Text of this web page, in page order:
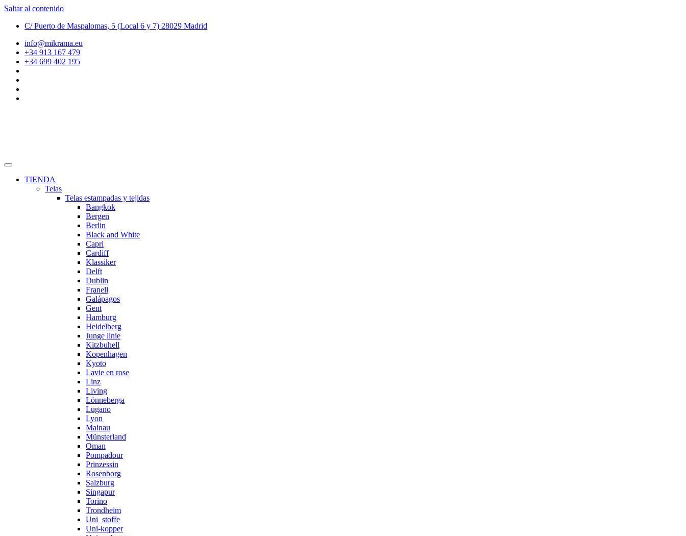
Saltar al contenido
C/ Puerto de Maspalomas, 5 (Local 6 y 7) 28029 Madrid
info@mikrama.eu
+34 913 167 479
+34 699 402 195
TIENDA
Telas
Telas estampadas y tejidas
Bangkok
Bergen
Berlin
Black and White
Capri
Cardiff
Klassiker
Delft
Dublin
Franell
Galápagos
Gent
Hamburg
Heidelberg
Junge linie
Kitzbuhell
Kopenhagen
Kyoto
Lavie en rose
Linz
Living
Lönneberga
Lugano
Lyon
Mainau
Münsterland
Oman
Pompadour
Prinzessin
Rosenborg
Salzburg
Singapur
Torino
Trondheim
Uni_stoffe
Uni-kopper